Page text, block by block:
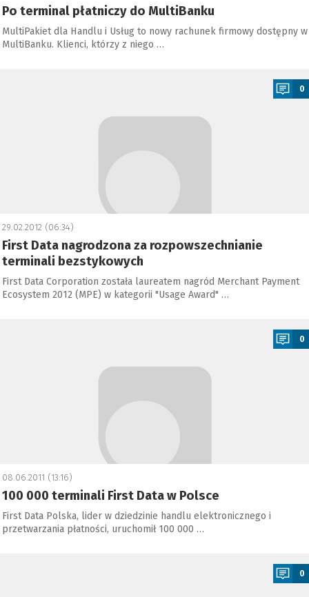
Po terminal płatniczy do MultiBanku
MultiPakiet dla Handlu i Usług to nowy rachunek firmowy dostępny w
MultiBanku. Klienci, którzy z niego …
0
29.02.2012 (06:34)
First Data nagrodzona za rozpowszechnianie
terminali bezstykowych
First Data Corporation została laureatem nagród Merchant Payment
Ecosystem 2012 (MPE) w kategorii "Usage Award" …
0
08.06.2011 (13:16)
100 000 terminali First Data w Polsce
First Data Polska, lider w dziedzinie handlu elektronicznego i
przetwarzania płatności, uruchomił 100 000 …
0